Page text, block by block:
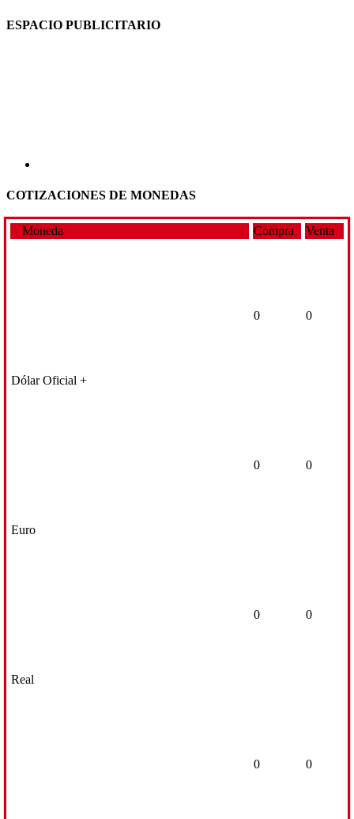
ESPACIO PUBLICITARIO
COTIZACIONES DE MONEDAS
Moneda Compra Venta
Dólar Oficial +
0 0
Euro
0 0
Real
0 0
0 0